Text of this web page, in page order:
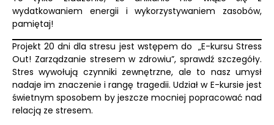
wydatkowaniem energii i wykorzystywaniem zasobów,
pamiętaj!
Projekt 20 dni dla stresu jest wstępem do „E-kursu Stress
Out! Zarządzanie stresem w zdrowiu”, sprawdź szczegóły.
Stres wywołują czynniki zewnętrzne, ale to nasz umysł
nadaje im znaczenie i rangę tragedii. Udział w E-kursie jest
świetnym sposobem by jeszcze mocniej popracować nad
relacją ze stresem.